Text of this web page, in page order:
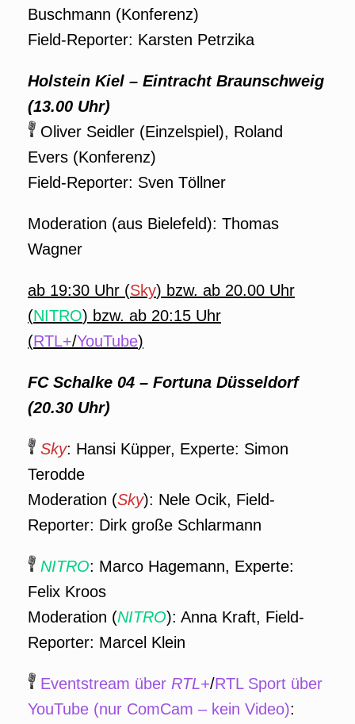
Buschmann (Konferenz)
Field-Reporter: Karsten Petrzika
Holstein Kiel – Eintracht Braunschweig
(13.00 Uhr)
Oliver Seidler (Einzelspiel), Roland
Evers (Konferenz)
Field-Reporter: Sven Töllner
Moderation (aus Bielefeld): Thomas
Wagner
ab 19:30 Uhr (Sky) bzw. ab 20.00 Uhr
(NITRO) bzw. ab 20:15 Uhr
(RTL+/YouTube)
FC Schalke 04 – Fortuna Düsseldorf
(20.30 Uhr)
Sky: Hansi Küpper, Experte: Simon
Terodde
Moderation (Sky): Nele Ocik, Field-
Reporter: Dirk große Schlarmann
NITRO: Marco Hagemann, Experte:
Felix Kroos
Moderation (NITRO): Anna Kraft, Field-
Reporter: Marcel Klein
Eventstream über RTL+/RTL Sport über
YouTube (nur ComCam – kein Video):